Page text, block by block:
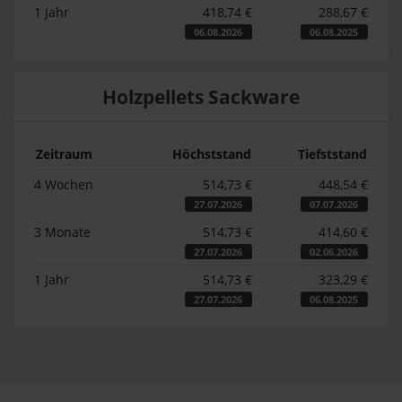
1 Jahr 418,74 €
06.08.2026
288,67 €
06.08.2025
Holzpellets Sackware
Zeitraum Höchststand
Tiefststand
4 Wochen
514,73 €
27.07.2026
448,54 €
07.07.2026
3 Monate 514,73 €
27.07.2026
414,60 €
02.06.2026
1 Jahr 514,73 €
27.07.2026
323,29 €
06.08.2025